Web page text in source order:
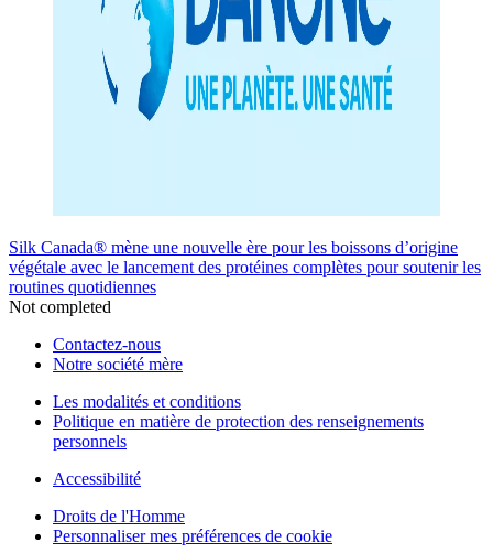
Silk Canada® mène une nouvelle ère pour les boissons d’origine
végétale avec le lancement des protéines complètes pour soutenir les
routines quotidiennes
Not completed
Contactez-nous
Notre société mère
Les modalités et conditions
Politique en matière de protection des renseignements
personnels
Accessibilité
Droits de l'Homme
Personnaliser mes préférences de cookie